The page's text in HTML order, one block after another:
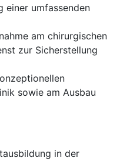
einer umfassenden
am chirurgischen
zur Sicherstellung
sowie am Ausbau
in der